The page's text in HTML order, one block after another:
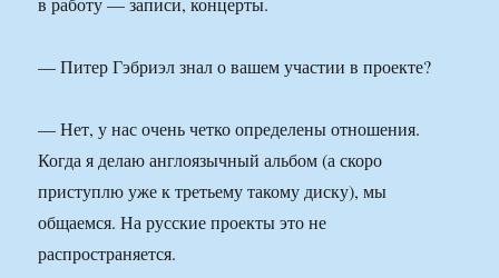
— Питер Гэбриэл знал о вашем участии в проекте?
— Нет, у нас очень четко определены отношения.
Когда я делаю англоязычный альбом (а скоро
приступлю уже к третьему такому диску), мы
общаемся. На русские проекты это не
распространяется.